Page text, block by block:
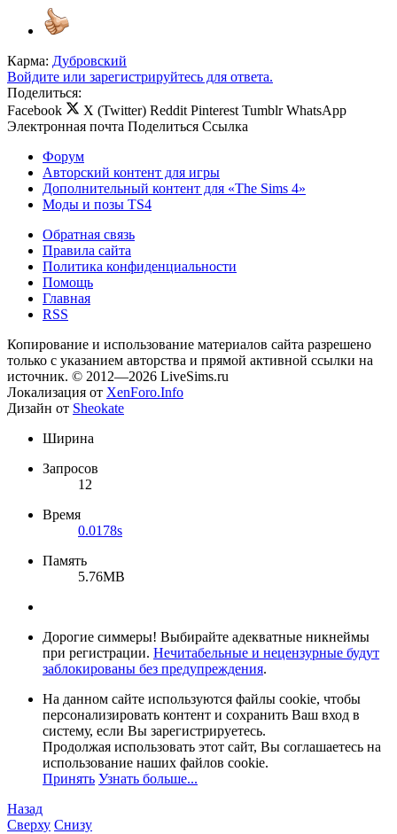
Карма: Дубровский
Войдите или зарегистрируйтесь для ответа.
Поделиться:
Facebook
X (Twitter) Reddit Pinterest Tumblr WhatsApp
Электронная почта Поделиться Ссылка
Форум
Авторский контент для игры
Дополнительный контент для «The Sims 4»
Моды и позы TS4
Обратная связь
Правила сайта
Политика конфиденциальности
Помощь
Главная
RSS
Копирование и использование материалов сайта разрешено
только с указанием авторства и прямой активной ссылки на
источник. © 2012—2026 LiveSims.ru
Локализация от XenForo.Info
Дизайн от Sheokate
Ширина
Запросов
12
Время
0.0178s
Память
5.76MB
Дорогие симмеры! Выбирайте адекватные никнеймы
при регистрации. Нечитабельные и нецензурные будут
заблокированы без предупреждения.
На данном сайте используются файлы cookie, чтобы
персонализировать контент и сохранить Ваш вход в
систему, если Вы зарегистрируетесь.
Продолжая использовать этот сайт, Вы соглашаетесь на
использование наших файлов cookie.
Принять Узнать больше...
Назад
Сверху Снизу